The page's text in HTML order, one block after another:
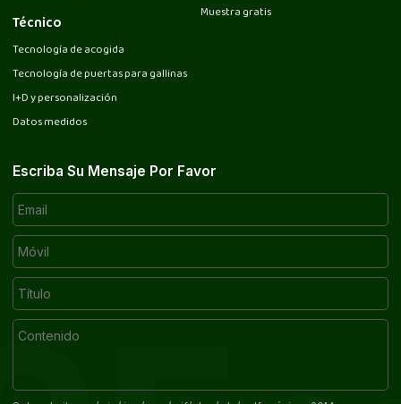
Técnico
Tecnología de acogida
Tecnología de puertas para gallinas
I+D y personalización
Datos medidos
Muestra gratis
Escriba Su Mensaje Por Favor